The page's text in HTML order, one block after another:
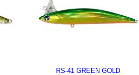
RS-41 GREEN GOLD